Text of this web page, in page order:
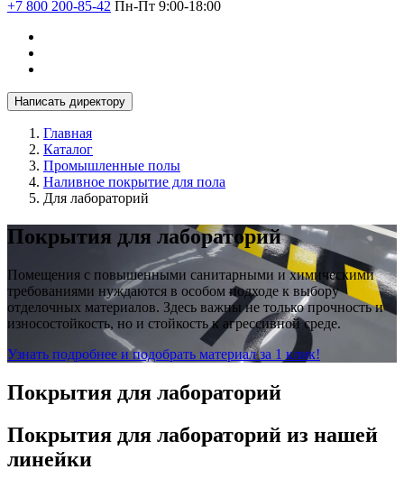
+7 800 200-85-42 Пн-Пт 9:00-18:00
Написать директору
Главная
Каталог
Промышленные полы
Наливное покрытие для пола
Для лабораторий
Покрытия для лабораторий
Помещения с повышенными санитарными и химическими
требованиями нуждаются в особом подходе к выбору
отделочных материалов. Здесь важны не только прочность и
износостойкость, но и стойкость к агрессивной среде.
Узнать подробнее и подобрать материал за 1 клик!
Покрытия для лабораторий
Покрытия для лабораторий из нашей
линейки